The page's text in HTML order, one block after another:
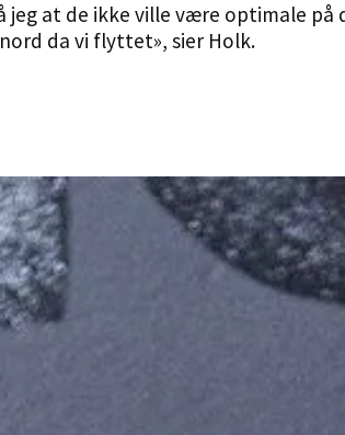
at de ikke ville være optimale
da vi flyttet», sier Holk.